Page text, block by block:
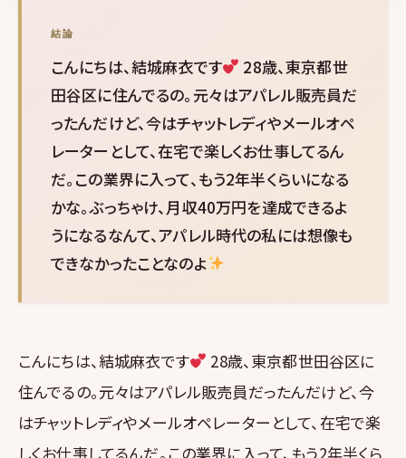
結論
こんにちは、結城麻衣です
28歳、東京都世
田谷区に住んでるの。元々はアパレル販売員だ
ったんだけど、今はチャットレディやメールオペ
レーターとして、在宅で楽しくお仕事してるん
だ。この業界に入って、もう2年半くらいになる
かな。ぶっちゃけ、月収40万円を達成できるよ
うになるなんて、アパレル時代の私には想像も
できなかったことなのよ
こんにちは、結城麻衣です
28歳、東京都世田谷区に
住んでるの。元々はアパレル販売員だったんだけど、今
はチャットレディやメールオペレーターとして、在宅で楽
しくお仕事してるんだ。この業界に入って、もう2年半くら